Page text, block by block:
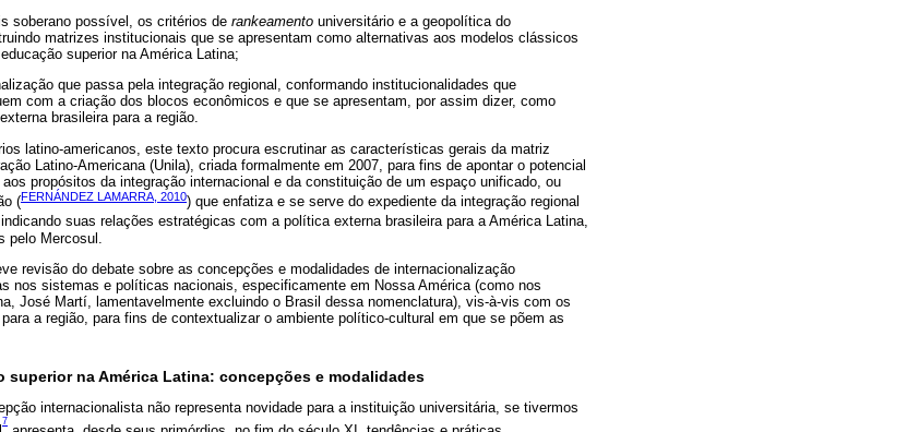
soberano possível, os critérios de rankeamento universitário e a geopolítica do
matrizes institucionais que se apresentam como alternativas aos modelos clássicos
superior na América Latina;
que passa pela integração regional, conformando institucionalidades que
com a criação dos blocos econômicos e que se apresentam, por assim dizer, como
brasileira para a região.
latino-americanos, este texto procura escrutinar as características gerais da matriz
Latino-Americana (Unila), criada formalmente em 2007, para fins de apontar o potencial
propósitos da integração internacional e da constituição de um espaço unificado, ou
(FERNÁNDEZ LAMARRA, 2010) que enfatiza e se serve do expediente da integração regional
suas relações estratégicas com a política externa brasileira para a América Latina,
pelo Mercosul.
revisão do debate sobre as concepções e modalidades de internacionalização
nos sistemas e políticas nacionais, especificamente em Nossa América (como nos
José Martí, lamentavelmente excluindo o Brasil dessa nomenclatura), vis-à-vis com os
a região, para fins de contextualizar o ambiente político-cultural em que se põem as
superior na América Latina: concepções e modalidades
internacionalista não representa novidade para a instituição universitária, se tivermos
7